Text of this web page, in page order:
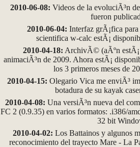
2010-06-08: Videos de la evoluciÃ³n
fueron
2010-06-04: Interfaz grÃ¡fica
scientifica w-calc estÃ¡
2010-04-18: ArchivÃ© (aÃºn
animaciÃ³n de 2009. Ahora estÃ¡
los 3 primeros meses de
2010-04-15: Olegario Vica me enviÃ³
botadura de su kayak
2010-04-08: Una versiÃ³n nueva del
FC 2 (0.9.35) en varios formatos: .i386/
32 bit
2010-04-02: Los Battainos y algunos
reconocimiento del trayecto Mare - La